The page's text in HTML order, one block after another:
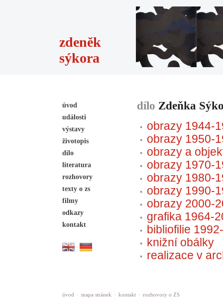
zdeněk
sýkora
úvod
události
výstavy
životopis
dílo
literatura
rozhovory
texty o zs
filmy
odkazy
kontakt
dílo Zdeňka
obrazy 1944-
obrazy 1950-
obrazy a
obrazy 1970-
obrazy 1980-
obrazy 1990-
obrazy 2000-
grafika 1964-
bibliofilie
knižní obálky
realizace v
úvod · mapa stránek · kontakt · rozhovory o ZS